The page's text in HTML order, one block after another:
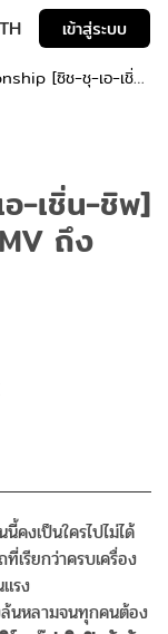
TH
เข้าสู่ระบบ
[ซิช-ชุ-เอ-เชิ่น-
-เชิ่น-ชิพ]
ถึง
คงเป็นใครไปไม่ได้
เรียกว่าครบเครื่อง
รง
นหลามจนทุกคนต้อง